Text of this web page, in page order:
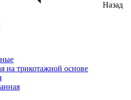
Назад
на трикотажной основе